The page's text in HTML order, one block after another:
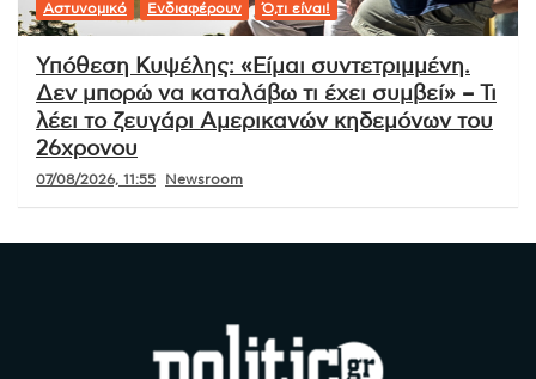
Αστυνομικό Ενδιαφέρουν Ό,τι είναι!
Υπόθεση Κυψέλης: «Είμαι συντετριμμένη.
Δεν μπορώ να καταλάβω τι έχει συμβεί» – Τι
λέει το ζευγάρι Αμερικανών κηδεμόνων του
26χρονου
07/08/2026, 11:55 Newsroom